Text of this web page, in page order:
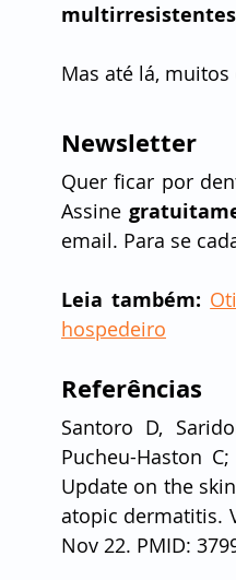
multirresistentes
Mas até lá,
Newsletter
Quer ficar por
Assine
email. Para se
Leia também:
hospedeiro
Referências
Santoro D,
Pucheu-Haston
Update on the
atopic dermatitis.
Nov 22. PMID: